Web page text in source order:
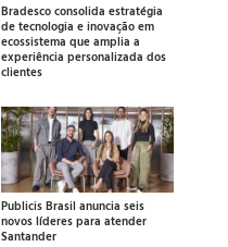
Bradesco consolida estratégia
de tecnologia e inovação em
ecossistema que amplia a
experiência personalizada dos
clientes
Publicis Brasil anuncia seis
novos líderes para atender
Santander